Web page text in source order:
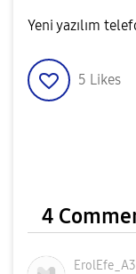
Yeni yazılım
5 Likes
4